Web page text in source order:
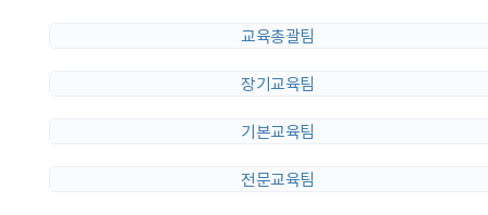
교육총괄팀
장기교육팀
기본교육팀
전문교육팀